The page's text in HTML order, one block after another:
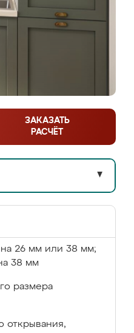
ЗАКАЗАТЬ
РАСЧЁТ
▼
26 мм или 38 мм;
38 мм
размера
открывания,